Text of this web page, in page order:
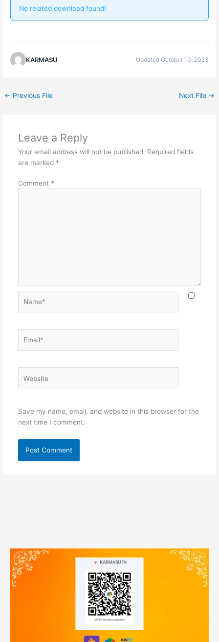
No related download found!
KARMASU Updated October 10, 2023
← Previous File Next File →
Leave a Reply
Your email address will not be published. Required fields
are marked *
Comment *
Save my name, email, and website in this browser for the
next time I comment.